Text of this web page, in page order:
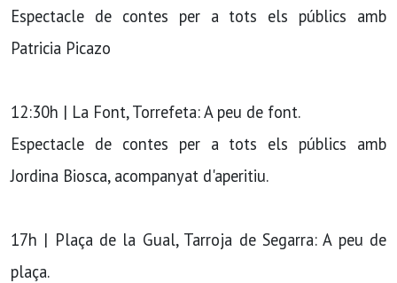
Espectacle de contes per a tots els públics amb
Patricia Picazo
12:30h | La Font, Torrefeta: A peu de font.
Espectacle de contes per a tots els públics amb
Jordina Biosca, acompanyat d'aperitiu.
17h | Plaça de la Gual, Tarroja de Segarra: A peu de
plaça.